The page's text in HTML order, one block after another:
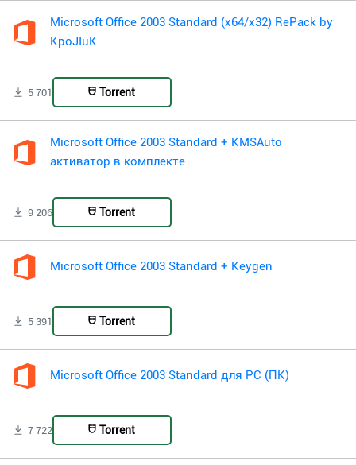
Microsoft Office 2003 Standard (x64/x32) RePack by
KpoJIuK
5 701 Torrent
Microsoft Office 2003 Standard + KMSAuto
активатор в комплекте
9 206 Torrent
Microsoft Office 2003 Standard + Keygen
5 391 Torrent
Microsoft Office 2003 Standard для PC (ПК)
7 722 Torrent